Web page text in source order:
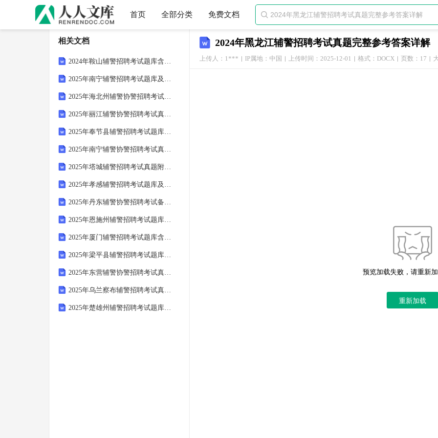
首页 全部分类 免费文档 
2024年黑龙江辅警招聘考试真题完整参考答案详解
上传人：1*** IP属地：中国 上传时间：2025-12-01 格式：DOCX 页数：17
预览加载失败，请重新
重新加载
相关文档
2024年鞍山辅警招聘考试题库含答案详解（新）
2025年南宁辅警招聘考试题库及答案详解（有一套）
2025年海北州辅警协警招聘考试真题及参考答案详解一套
2025年丽江辅警协警招聘考试真题含答案详解（巩固）
2025年奉节县辅警招聘考试题库附答案详解（满分必刷）
2025年南宁辅警协警招聘考试真题含答案详解（预热题）
2025年塔城辅警招聘考试真题附答案详解（培优b卷）
2025年孝感辅警招聘考试题库及答案详解（名师系列）
2025年丹东辅警协警招聘考试备考题库含答案详解（培优b卷）
2025年恩施州辅警招聘考试题库及参考答案详解1套
2025年厦门辅警招聘考试题库含答案详解ab卷
2025年梁平县辅警招聘考试题库及1套参考答案详解
2025年东营辅警协警招聘考试真题附答案详解（培优a卷）
2025年乌兰察布辅警招聘考试真题及参考答案详解1套
2025年楚雄州辅警招聘考试题库及答案详解（全优）